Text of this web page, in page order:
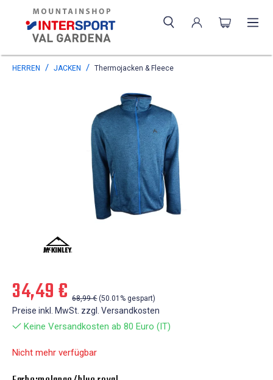
HERREN JACKEN Thermojacken & Fleece
34,49 € 68,99 € (50.01% gespart)
Preise inkl. MwSt. zzgl. Versandkosten
Keine Versandkosten ab 80 Euro (IT)
Nicht mehr verfügbar